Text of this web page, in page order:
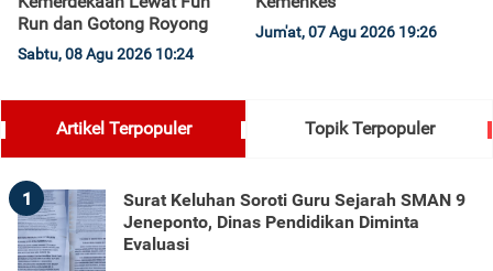
Run dan Gotong Royong
Sabtu, 08 Agu 2026 10:24
Jum'at, 07 Agu 2026 19:26
Artikel Terpopuler Topik Terpopuler
1
Surat Keluhan Soroti Guru Sejarah SMAN 9
Jeneponto, Dinas Pendidikan Diminta
Evaluasi